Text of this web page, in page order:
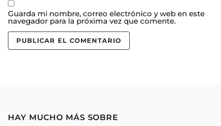
Guarda mi nombre, correo electrónico y web en este
navegador para la próxima vez que comente.
HAY MUCHO MÁS SOBRE